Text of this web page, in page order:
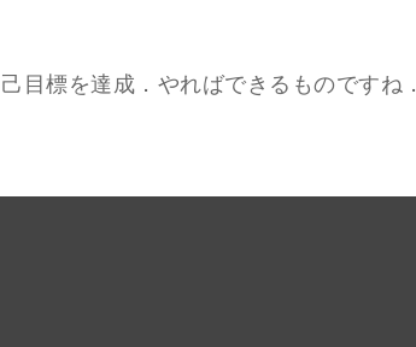
目標を達成．やればできるものですね．